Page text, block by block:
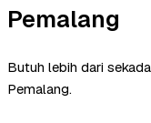
Pemalang
Butuh lebih dari
Pemalang.